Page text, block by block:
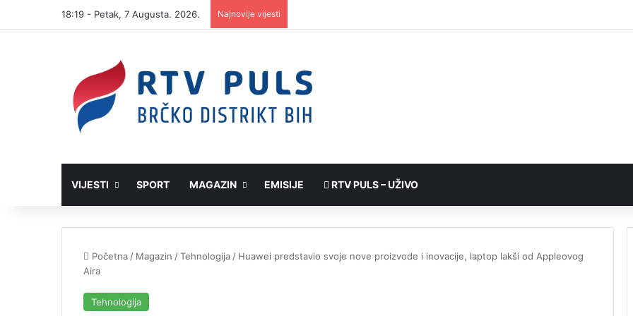
18:19 - Petak, 7 Augusta. 2026. Najnovije vijesti
VIJESTI SPORT MAGAZIN EMISIJE RTV PULS – UŽIVO
Početna / Magazin /Tehnologija / Huawei predstavio svoje nove proizvode i inovacije, laptop lakši od Appleovog
Aira
Tehnologija